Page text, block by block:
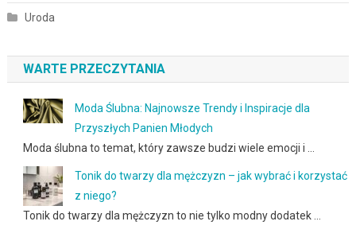
Uroda
WARTE PRZECZYTANIA
Moda Ślubna: Najnowsze Trendy i Inspiracje dla
Przyszłych Panien Młodych
Moda ślubna to temat, który zawsze budzi wiele emocji i …
Tonik do twarzy dla mężczyzn – jak wybrać i korzystać
z niego?
Tonik do twarzy dla mężczyzn to nie tylko modny dodatek …